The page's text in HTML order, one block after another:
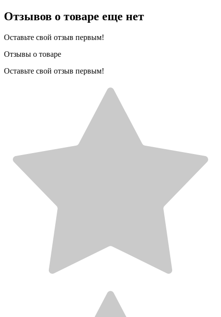
Отзывов о товаре еще нет
Оставьте свой отзыв первым!
Отзывы о товаре
Оставьте свой отзыв первым!